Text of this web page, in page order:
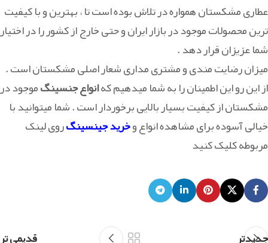
عطاری مشکستان همواره در تلاش بوده است تا ، بهترین و با کیفیت
ترین محصولات موجود در بازار ایران و حتی خارج از کشور را در اختیار
شما عزیزان قرار دهد .
میزان رضایت مندی و مشتری مداری شعار اصلی مشکستان است .
از این رو این اطمینان را به شما میدهیم کهانواع جنسینگموجود در
مشکستان از کیفیت بسیار بالایی برخوردار است . شما میتوانید با
خیالی آسوده برای مشاهده انواع وخرید جینسینگروی لینک
مربوطه کلیک کنید
جدیدتر قدیمی تر